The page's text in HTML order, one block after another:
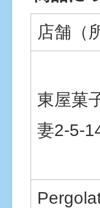
店舗（
東屋菓
妻2-5-